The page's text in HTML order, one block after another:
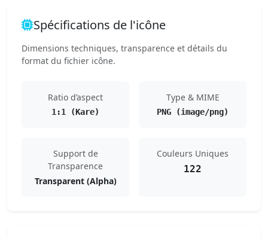
Spécifications de l'icône
Dimensions techniques, transparence et détails du
format du fichier icône.
Ratio d’aspect
1:1 (Kare)
Type & MIME
PNG (image/png)
Support de
Transparence
Transparent (Alpha)
Couleurs Uniques
122